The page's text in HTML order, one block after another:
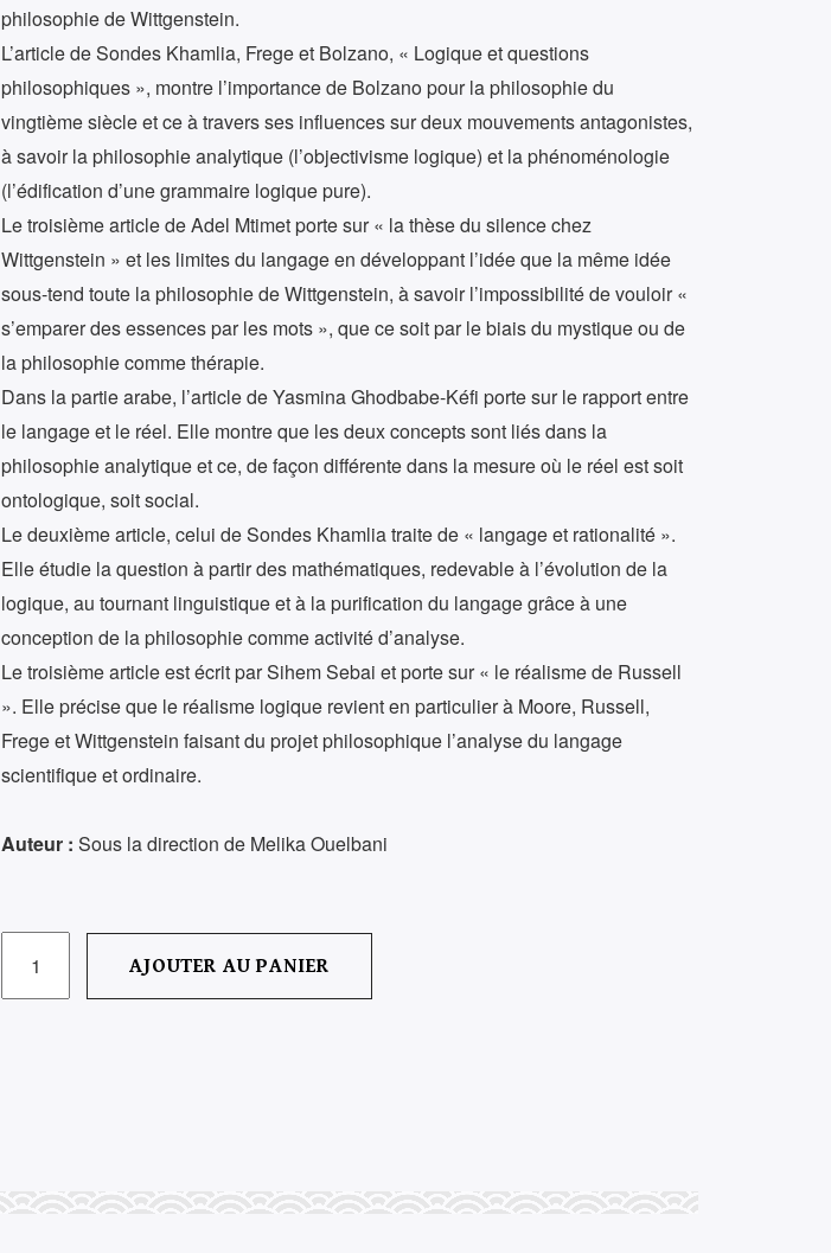
philosophie de Wittgenstein.
L’article de Sondes Khamlia, Frege et Bolzano, « Logique et questions
philosophiques », montre l’importance de Bolzano pour la philosophie du
vingtième siècle et ce à travers ses influences sur deux mouvements antagonistes,
à savoir la philosophie analytique (l’objectivisme logique) et la phénoménologie
(l’édification d’une grammaire logique pure).
Le troisième article de Adel Mtimet porte sur « la thèse du silence chez
Wittgenstein » et les limites du langage en développant l’idée que la même idée
sous-tend toute la philosophie de Wittgenstein, à savoir l’impossibilité de vouloir «
s’emparer des essences par les mots », que ce soit par le biais du mystique ou de
la philosophie comme thérapie.
Dans la partie arabe, l’article de Yasmina Ghodbabe-Kéfi porte sur le rapport entre
le langage et le réel. Elle montre que les deux concepts sont liés dans la
philosophie analytique et ce, de façon différente dans la mesure où le réel est soit
ontologique, soit social.
Le deuxième article, celui de Sondes Khamlia traite de « langage et rationalité ».
Elle étudie la question à partir des mathématiques, redevable à l’évolution de la
logique, au tournant linguistique et à la purification du langage grâce à une
conception de la philosophie comme activité d’analyse.
Le troisième article est écrit par Sihem Sebai et porte sur « le réalisme de Russell
». Elle précise que le réalisme logique revient en particulier à Moore, Russell,
Frege et Wittgenstein faisant du projet philosophique l’analyse du langage
scientifique et ordinaire.
Auteur : Sous la direction de Melika Ouelbani
AJOUTER AU PANIER